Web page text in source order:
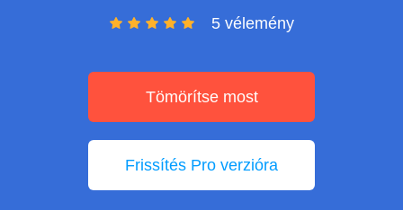
5 vélemény
Tömörítse most
Frissítés Pro verzióra